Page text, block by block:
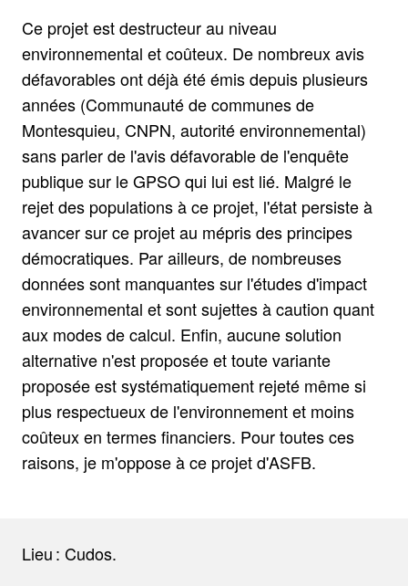
Ce projet est destructeur au niveau
environnemental et coûteux. De nombreux avis
défavorables ont déjà été émis depuis plusieurs
années (Communauté de communes de
Montesquieu, CNPN, autorité environnemental)
sans parler de l'avis défavorable de l'enquête
publique sur le GPSO qui lui est lié. Malgré le
rejet des populations à ce projet, l'état persiste à
avancer sur ce projet au mépris des principes
démocratiques. Par ailleurs, de nombreuses
données sont manquantes sur l'études d'impact
environnemental et sont sujettes à caution quant
aux modes de calcul. Enfin, aucune solution
alternative n'est proposée et toute variante
proposée est systématiquement rejeté même si
plus respectueux de l'environnement et moins
coûteux en termes financiers. Pour toutes ces
raisons, je m'oppose à ce projet d'ASFB.
Lieu : Cudos.